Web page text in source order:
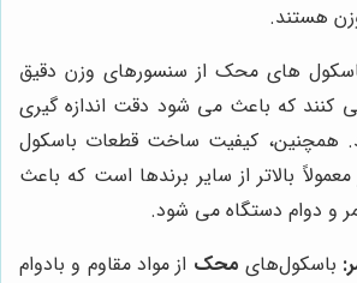
هستند.
های محک از سنسورهای وزن دقیق
کنند که باعث می شود دقت اندازه گیری
همچنین، کیفیت ساخت قطعات باسکول
بالاتر از سایر برندها است که باعث
و دوام دستگاه می شود.
باسکول‌های محک از مواد مقاوم و بادوام